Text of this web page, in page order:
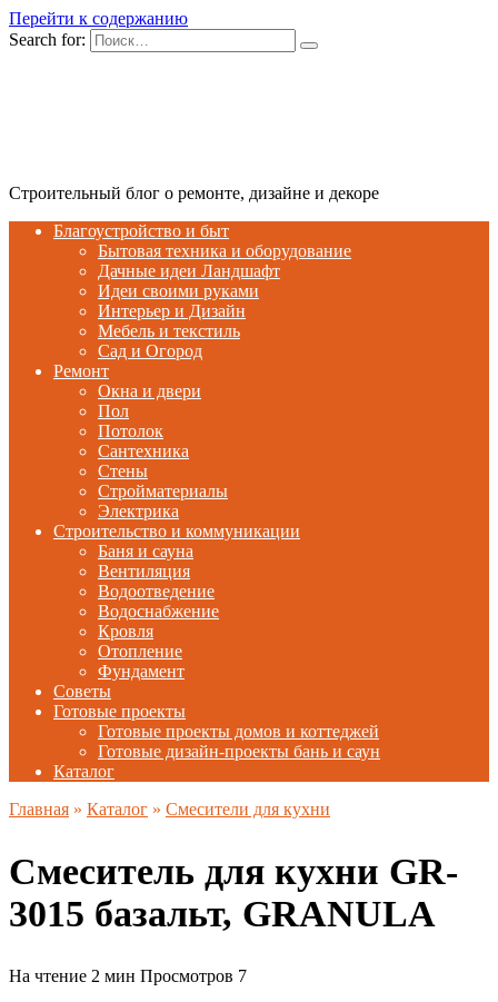
Перейти к содержанию
Search for:
Строительный блог о ремонте, дизайне и декоре
Благоустройство и быт
Бытовая техника и оборудование
Дачные идеи Ландшафт
Идеи своими руками
Интерьер и Дизайн
Мебель и текстиль
Сад и Огород
Ремонт
Окна и двери
Пол
Потолок
Сантехника
Стены
Стройматериалы
Электрика
Строительство и коммуникации
Баня и сауна
Вентиляция
Водоотведение
Водоснабжение
Кровля
Отопление
Фундамент
Советы
Готовые проекты
Готовые проекты домов и коттеджей
Готовые дизайн-проекты бань и саун
Каталог
Главная » Каталог » Смесители для кухни
Смеситель для кухни GR-
3015 базальт, GRANULA
На чтение 2 мин Просмотров 7